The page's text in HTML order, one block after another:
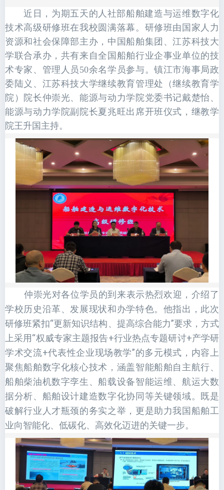
近日，为期五天的人社部船舶建造与运维数字化
技术高级研修班在我校圆满落幕。研修班由国家人力
资源和社会保障部主办，中国船舶集团、江苏科技大
学联合承办，共有来自全国船舶行业企事业单位的技
术专家、管理人员50余名学员参与。镇江市海事局政
委陆义、江苏科技大学继续教育管理处（继续教育学
院）院长仲崇光、能源与动力学院党委书记戴楚怡、
能源与动力学院副院长夏兆旺出席开班仪式，继教学
院王升国主持。
仲崇光对各位学员的到来表示热烈欢迎，介绍了
学校历史沿革、发展现状和办学特色。他指出，此次
研修班紧扣“更新知识结构、提高综合能力”要求， 方式
上采用“权威专家主题报告+行业热点专题研讨+产学研
学术交流+代表性企业现场教学”的多元模式，内容上
聚焦船舶数字化核心技术，涵盖智能船舶自主航行、
船舶柴油机数字孪生、船载设备智能运维、航运大数
据分析、船舶设计建造数字化协同等关键领域。既是
破解行业人才瓶颈的务实之举，更是助力我国船舶工
业向智能化、低碳化、高效化迈进的关键一步。